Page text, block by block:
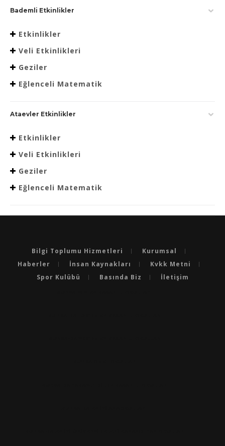
Bademli Etkinlikler
Etkinlikler
Veli Etkinlikleri
Geziler
Eğlenceli Matematik
Ataevler Etkinlikler
Etkinlikler
Veli Etkinlikleri
Geziler
Eğlenceli Matematik
Bilgi Toplumu Hizmetleri
Kurumsal
Haberler
İnsan Kaynakları
Kvkk Metni
Spor Kulübü
Basında Biz İletişim